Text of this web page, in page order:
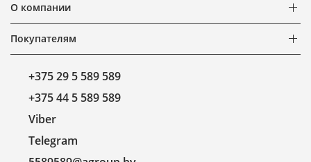
О компании
Покупателям
+375 29 5 589 589
+375 44 5 589 589
Viber
Telegram